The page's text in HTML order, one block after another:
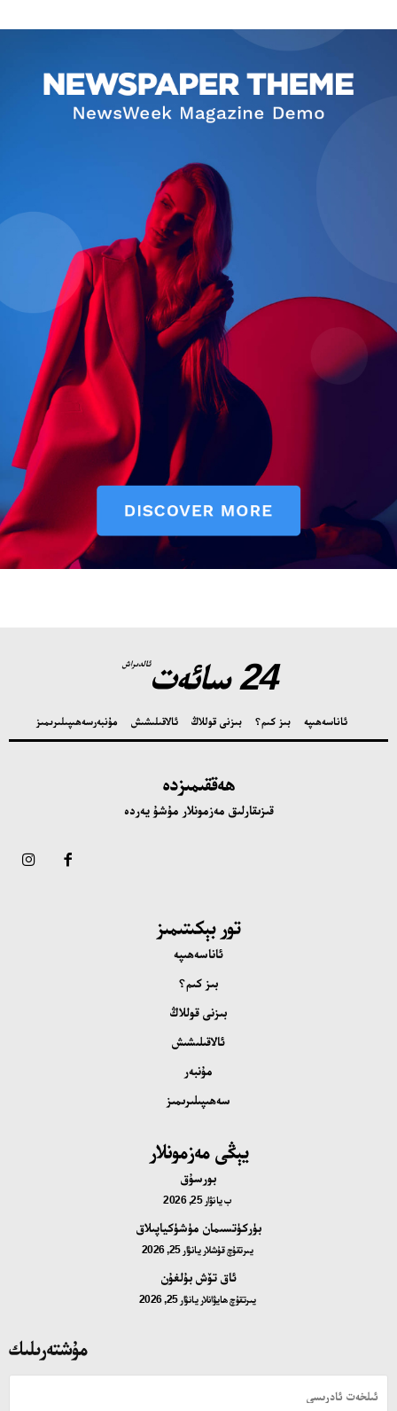
تور بېكىتىمىز
بىز كىم؟
24 سائەت ئالدىراش
ئاناسەھىپە بىز كىم؟ بىزنى قوللاڭ ئالاقىلىشىش مۇنبەرسەھىپىلىرىمىز
ھەققىمىزدە
قىزىقارلىق مەزمونلار مۇشۇ يەردە
تور بېكىتىمىز
ئاناسەھىپە
بىز كىم؟
بىزنى قوللاڭ
ئالاقىلىشىش
مۇنبەر
سەھىپىلىرىمىز
يېڭى مەزمونلار
بورسۇق
بيانۋار 25, 2026
بۈركۈتسىمان مۈشۈكياپىلاق
يىرتقۇچ قۇشلار يانۋار 25, 2026
ئاق تۆش بۇلغۇن
يىرتقۇچ ھايۋانلار يانۋار 25, 2026
مۇشتەرىلىك